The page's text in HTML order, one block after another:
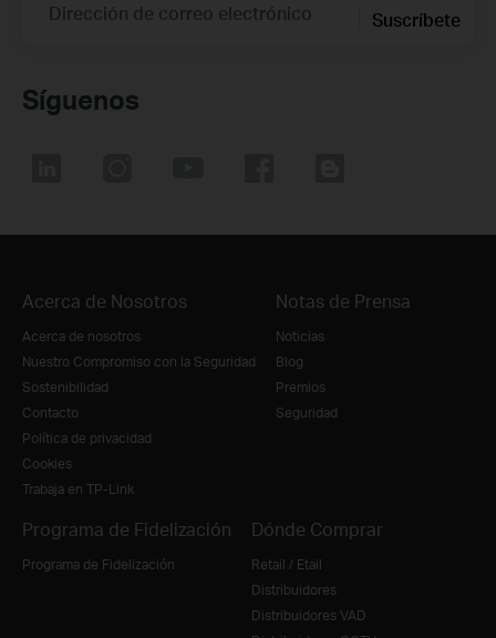
Dirección de correo electrónico Suscríbete
Síguenos
Acerca de Nosotros
Acerca de nosotros
Nuestro Compromiso con la Seguridad
Sostenibilidad
Contacto
Política de privacidad
Cookies
Trabaja en TP-Link
Notas de Prensa
Noticias
Blog
Premios
Seguridad
Programa de Fidelización
Programa de Fidelización
Dónde Comprar
Retail / Etail
Distribuidores
Distribuidores VAD